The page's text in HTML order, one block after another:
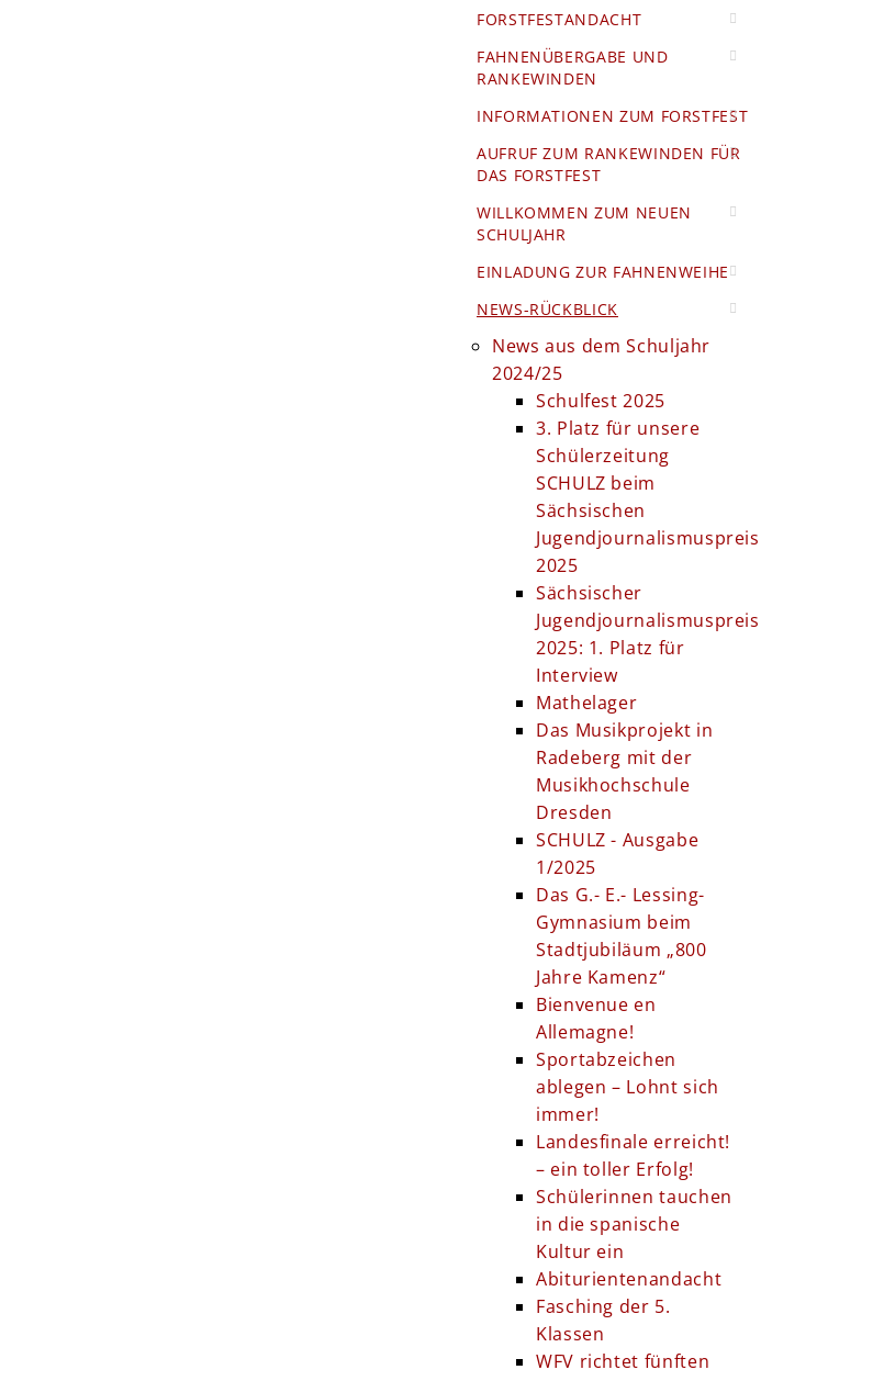
FORSTFESTANDACHT
FAHNENÜBERGABE UND
RANKEWINDEN
INFORMATIONEN ZUM FORSTFEST
AUFRUF ZUM RANKEWINDEN FÜR
DAS FORSTFEST
WILLKOMMEN ZUM NEUEN
SCHULJAHR
EINLADUNG ZUR FAHNENWEIHE
NEWS-RÜCKBLICK
News aus dem Schuljahr
2024/25
Schulfest 2025
3. Platz für unsere
Schülerzeitung
SCHULZ beim
Sächsischen
Jugendjournalismuspreis
2025
Sächsischer
Jugendjournalismuspreis
2025: 1. Platz für
Interview
Mathelager
Das Musikprojekt in
Radeberg mit der
Musikhochschule
Dresden
SCHULZ - Ausgabe
1/2025
Das G.- E.- Lessing-
Gymnasium beim
Stadtjubiläum „800
Jahre Kamenz“
Bienvenue en
Allemagne!
Sportabzeichen
ablegen – Lohnt sich
immer!
Landesfinale erreicht!
– ein toller Erfolg!
Schülerinnen tauchen
in die spanische
Kultur ein
Abiturientenandacht
Fasching der 5.
Klassen
WFV richtet fünften